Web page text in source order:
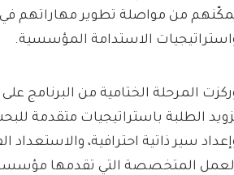
من مواصلة تطوير مهاراتهم في
الاستدامة المؤسسية.
المرحلة الختامية من البرنامج
الطلبة باستراتيجيات متقدمة
سير ذاتية احترافية،
المتخصصة التي تقدمها